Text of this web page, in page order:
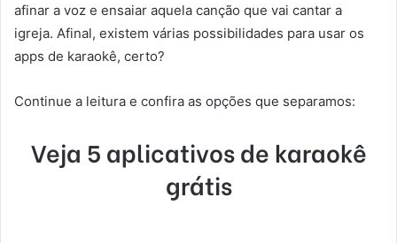
afinar a voz e ensaiar aquela canção que vai cantar a
igreja. Afinal, existem várias possibilidades para usar os
apps de karaokê, certo?
Continue a leitura e confira as opções que separamos:
Veja 5 aplicativos de karaokê
grátis